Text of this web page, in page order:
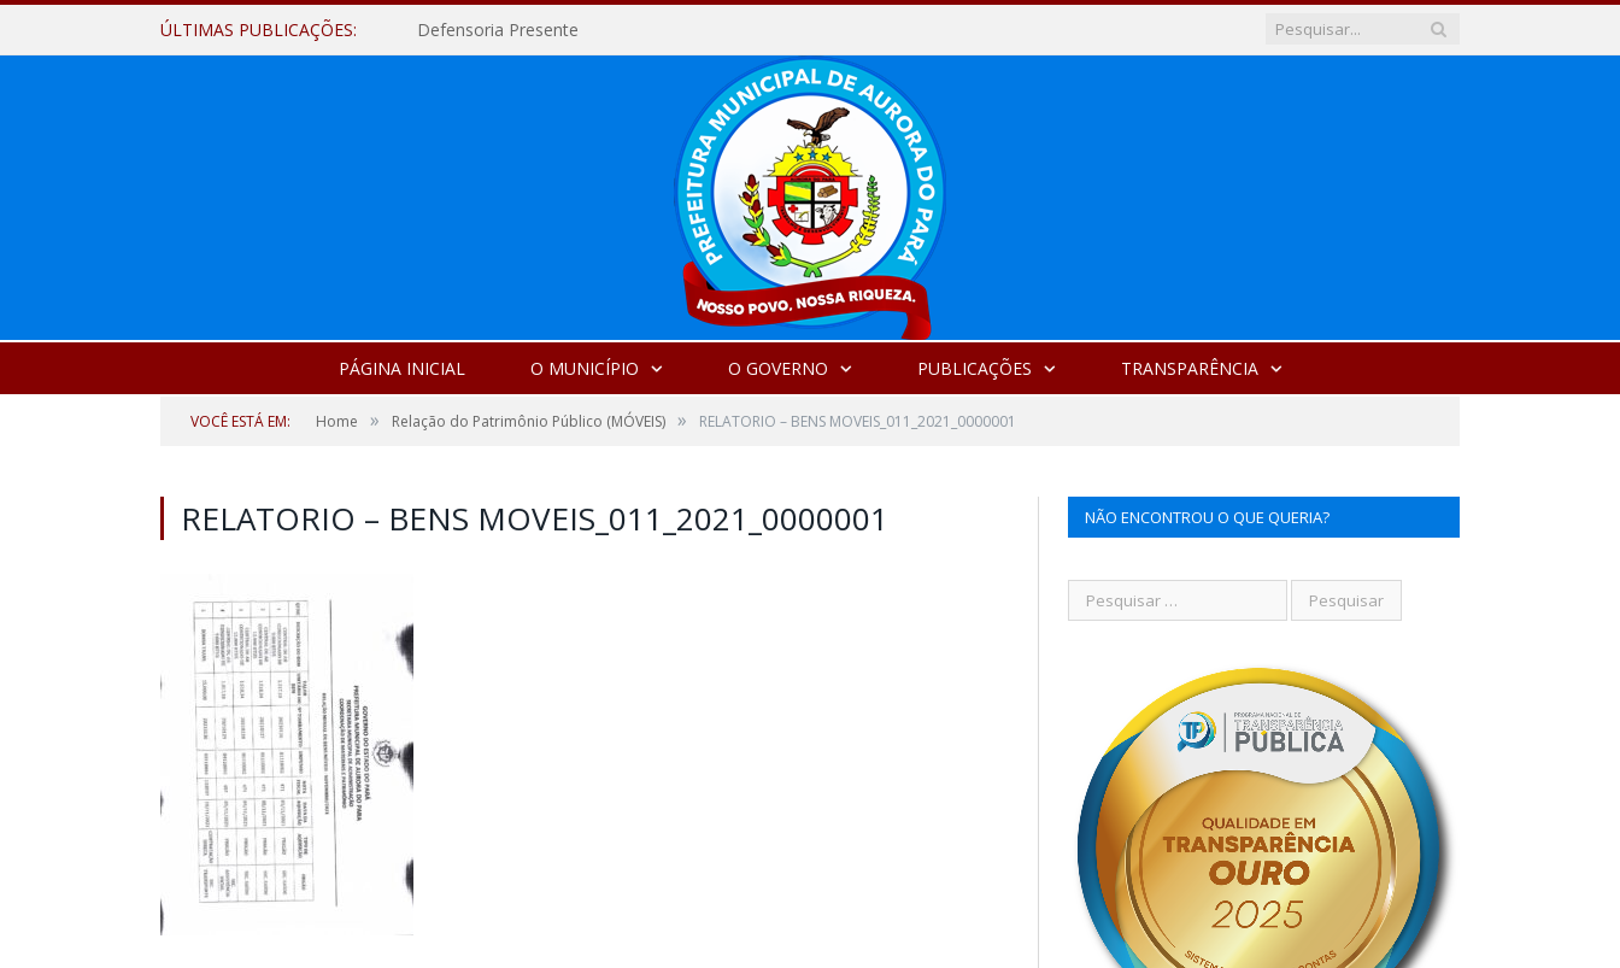
ÚLTIMAS PUBLICAÇÕES: Defensoria Presente
PÁGINA INICIAL O MUNICÍPIO O GOVERNO PUBLICAÇÕES TRANSPARÊNCIA
VOCÊ ESTÁ EM: Home » Relação do Patrimônio Público (MÓVEIS) » RELATORIO – BENS MOVEIS_011_2021_0000001
RELATORIO – BENS MOVEIS_011_2021_0000001 NÃO ENCONTROU O QUE QUERIA?